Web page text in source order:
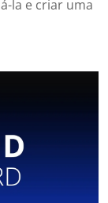
la e criar uma